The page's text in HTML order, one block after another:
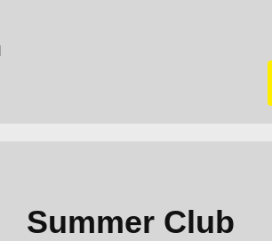
Summer Club